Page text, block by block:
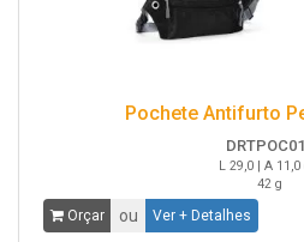
Pochete Antifurto
L 29,0 | A 11,0
42 g
Orçar ou Ver + Detalhes